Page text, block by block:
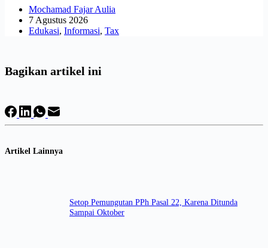
Mochamad Fajar Aulia
7 Agustus 2026
Edukasi, Informasi, Tax
Bagikan artikel ini
Artikel Lainnya
Setop Pemungutan PPh Pasal 22, Karena Ditunda
Sampai Oktober